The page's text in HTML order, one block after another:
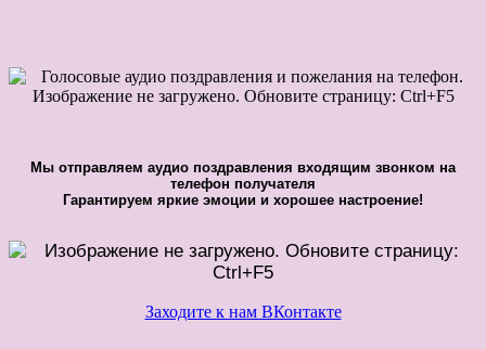
Мы отправляем аудио поздравления входящим звонком на
телефон получателя
Гарантируем яркие эмоции и хорошее настроение!
Заходите к нам ВКонтакте